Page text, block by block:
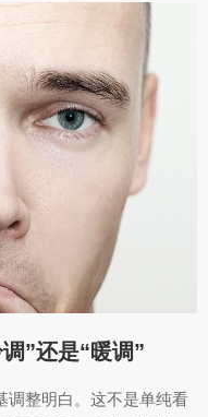
”还是“暖调”
调整明白。这不是单纯看